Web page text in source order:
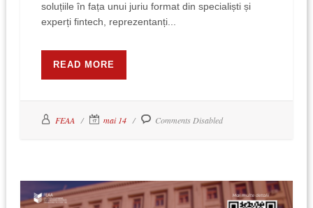
soluțiile în fața unui juriu format din specialiști și
experți fintech, reprezentanți...
READ MORE
FEAA mai 14 Comments Disabled